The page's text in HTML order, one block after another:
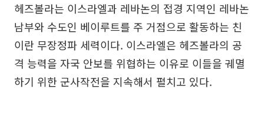
헤즈볼라는 이스라엘과 레바논의 접경 지역인 레바논
남부와 수도인 베이루트를 주 거점으로 활동하는 친
이란 무장정파 세력이다. 이스라엘은 헤즈볼라의 공
격 능력을 자국 안보를 위협하는 이유로 이들을 궤멸
하기 위한 군사작전을 지속해서 펼치고 있다.